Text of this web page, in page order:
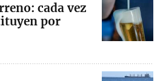
cada vez
por